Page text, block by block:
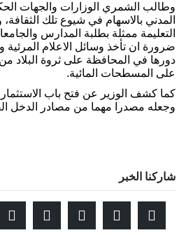
وطالب الشمري الوزارات والجهات
المدني بالاسهام في شيوع تلك
التعليمة ممثلة بطلبة المدارس
ضرورة ان تأخذ وسائل الاعلام المرئية
دورها في المحافظة على ثروة البلاد من
على المسطحات المائية.
كما كشف الوزير عن فتح باب
وجعله مصدرا مهما من مصادر الدخل
شاركنا الخبر